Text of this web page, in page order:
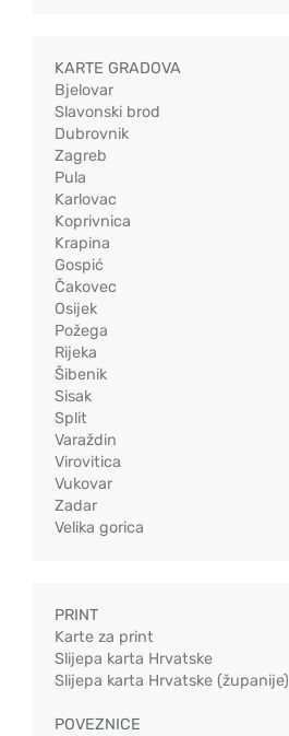
KARTE GRADOVA
Bjelovar
Slavonski brod
Dubrovnik
Zagreb
Pula
Karlovac
Koprivnica
Krapina
Gospić
Čakovec
Osijek
Požega
Rijeka
Šibenik
Sisak
Split
Varaždin
Virovitica
Vukovar
Zadar
Velika gorica
PRINT
Karte za print
Slijepa karta Hrvatske
Slijepa karta Hrvatske (županije)
POVEZNICE